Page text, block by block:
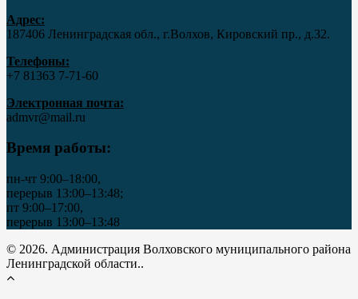
Адрес:
187406 Ленинградская обл., г.Волхов, Кировский пр., д.32.
Телефоны:
+7 81363 7‑71-60
Электронная почта:
admvr@mail.ru
Время работы:
пн-чт 9:00–18:00,
перерыв 13:00–13:48;
пт 9:00–17:00,
перерыв 13:00–13:48
© 2026. Администрация Волховского муниципального района
Ленинградской области..